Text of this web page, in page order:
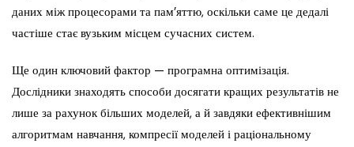
даних між процесорами та пам’яттю, оскільки саме це дедалі
частіше стає вузьким місцем сучасних систем.
Ще один ключовий фактор — програмна оптимізація.
Дослідники знаходять способи досягати кращих результатів не
лише за рахунок більших моделей, а й завдяки ефективнішим
алгоритмам навчання, компресії моделей і раціональному